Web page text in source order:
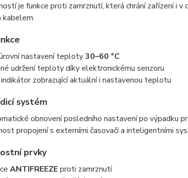
je funkce proti zamrznutí, která chrání zařízení i
kabelem.
nastavení teploty30–60 °C
udržení teploty díky elektronickému senzoru
zobrazující aktuální i nastavenou teplotu
systém
obnovení posledního nastavení po výpadku
propojení s externími časovači a inteligentními
prvky
ANTIFREEZEproti zamrznutí